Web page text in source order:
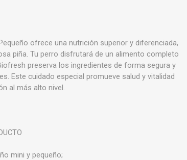
ofrece una nutrición superior y diferenciada,
piña. Tu perro disfrutará de un alimento completo
preserva los ingredientes de forma segura y
Este cuidado especial promueve salud y vitalidad
al más alto nivel.
mini y pequeño;